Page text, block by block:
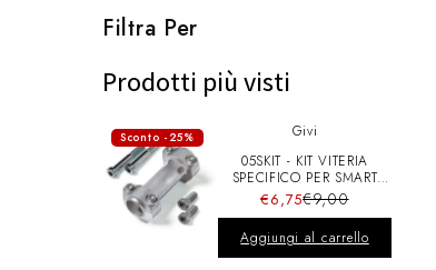
Filtra Per
Prodotti più visti
Sconto -25%
Givi
05SKIT - KIT VITERIA
SPECIFICO PER SMART
BAR S900A
€6,75€9,00
Aggiungi al carrello